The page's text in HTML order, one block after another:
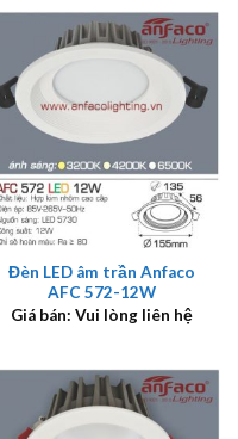
Đèn LED âm trần Anfaco
AFC 572-12W
Giá bán: Vui lòng liên hệ